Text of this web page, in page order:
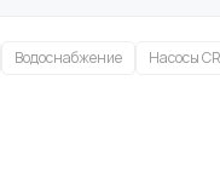
Водоснабжение Насосы